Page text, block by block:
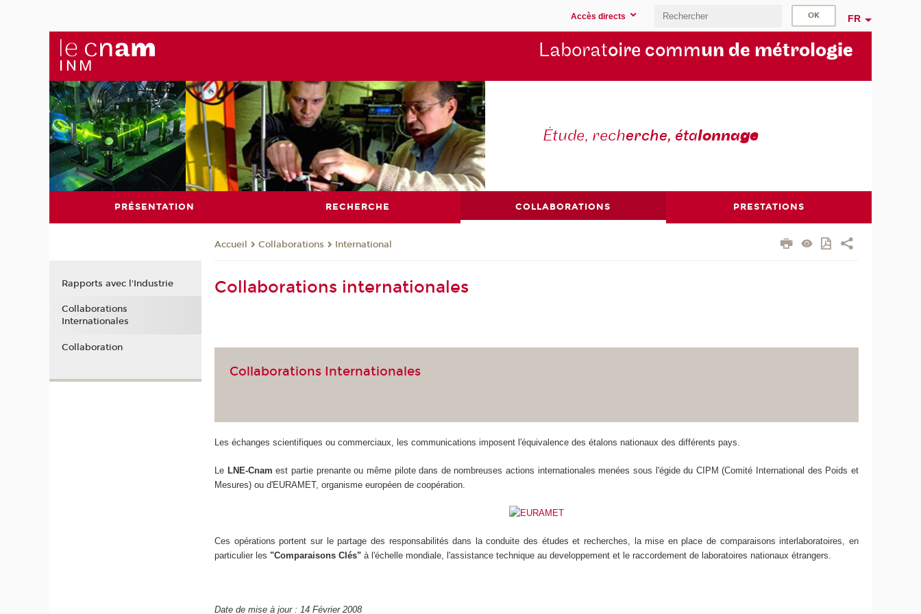
Accès directs FR
Laboratoire commun de métrologie
Étude, recherche, étalonnage
PRÉSENTATION RECHERCHE COLLABORATIONS PRESTATIONS
Accueil Collaborations International
Collaborations internationales
Collaborations Internationales
Les échanges scientifiques ou commerciaux, les communications imposent l'équivalence des étalons nationaux des différents pays.
Le LNE-Cnam est partie prenante ou même pilote dans de nombreuses actions internationales menées sous l'égide du CIPM (Comité International des Poids et
Mesures) ou d'EURAMET, organisme européen de coopération.
Ces opérations portent sur le partage des responsabilités dans la conduite des études et recherches, la mise en place de comparaisons interlaboratoires, en
particulier les "Comparaisons Clés" à l'échelle mondiale, l'assistance technique au developpement et le raccordement de laboratoires nationaux étrangers.
Date de mise à jour : 14 Février 2008
Rapports avec l'Industrie
Collaborations
Internationales
Collaboration